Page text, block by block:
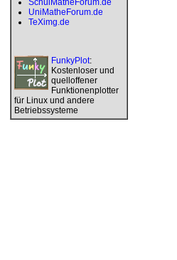
SchulMatheForum.de
UniMatheForum.de
TeXimg.de
FunkyPlot:
Kostenloser und
quelloffener
Funktionenplotter
für Linux und andere
Betriebssysteme